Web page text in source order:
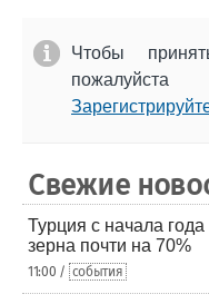
Чтобы
Свежие
Турция с начала
зерна почти на 70%
11:00 / события